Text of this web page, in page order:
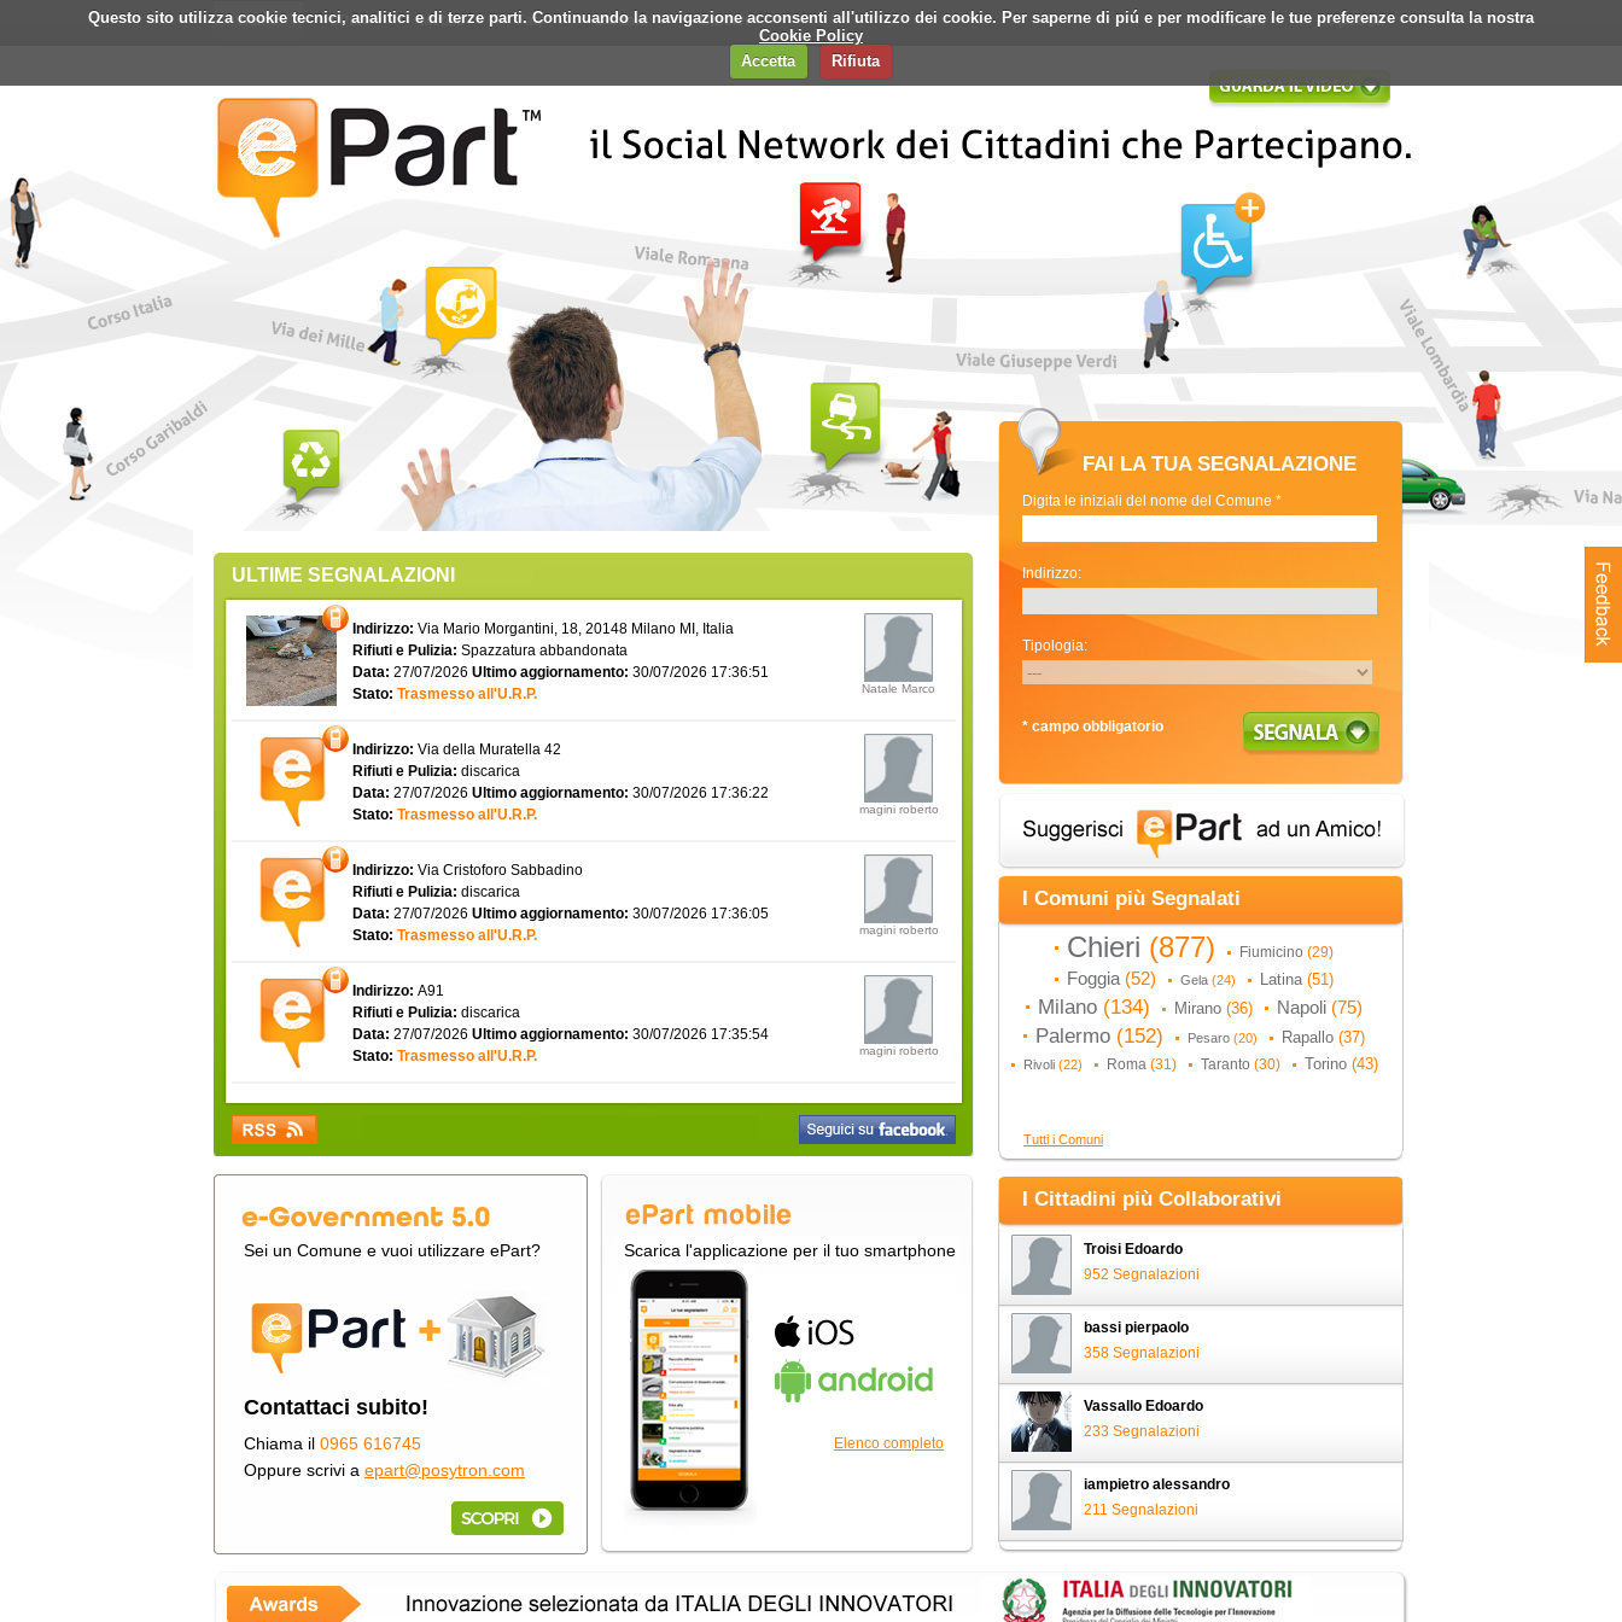
Questo sito utilizza cookie tecnici, analitici e di terze parti. Continuando la navigazione acconsenti all'utilizzo dei cookie. Per saperne di piú e per modificare le tue preferenze consulta la nostra
Cookie Policy
Accetta
Rifiuta
Home ePart Mobile Faq Contatti Banner Login Registrati
ULTIME SEGNALAZIONI
Indirizzo: Via Mario Morgantini, 18, 20148 Milano MI, Italia
Rifiuti e Pulizia: Spazzatura abbandonata
Data: 27/07/2026 Ultimo aggiornamento: 30/07/2026 17:36:51
Stato: Trasmesso all'U.R.P. Natale Marco
Indirizzo: Via della Muratella 42
Rifiuti e Pulizia: discarica
Data: 27/07/2026 Ultimo aggiornamento: 30/07/2026 17:36:22
Stato: Trasmesso all'U.R.P. magini roberto
Indirizzo: Via Cristoforo Sabbadino
Rifiuti e Pulizia: discarica
Data: 27/07/2026 Ultimo aggiornamento: 30/07/2026 17:36:05
Stato: Trasmesso all'U.R.P. magini roberto
Indirizzo: A91
Rifiuti e Pulizia: discarica
Data: 27/07/2026 Ultimo aggiornamento: 30/07/2026 17:35:54
Stato: Trasmesso all'U.R.P. magini roberto
Sei un Comune e vuoi utilizzare ePart?
Contattaci subito!
Chiama il 0965 616745
Oppure scrivi a epart@posytron.com
Scarica l'applicazione per il tuo smartphone
Elenco completo
FAI LA TUA SEGNALAZIONE
Digita le iniziali del nome del Comune *
Indirizzo:
Tipologia:
* campo obbligatorio
I Comuni più Segnalati
Chieri (877) Fiumicino (29)
Foggia (52) Gela (24) Latina (51)
Milano (134) Mirano (36) Napoli (75)
Palermo (152) Pesaro (20) Rapallo (37)
Rivoli (22) Roma (31) Taranto (30) Torino (43)
Tutti i Comuni
I Cittadini più Collaborativi
Troisi Edoardo
952 Segnalazioni
bassi pierpaolo
358 Segnalazioni
Vassallo Edoardo
233 Segnalazioni
iampietro alessandro
211 Segnalazioni